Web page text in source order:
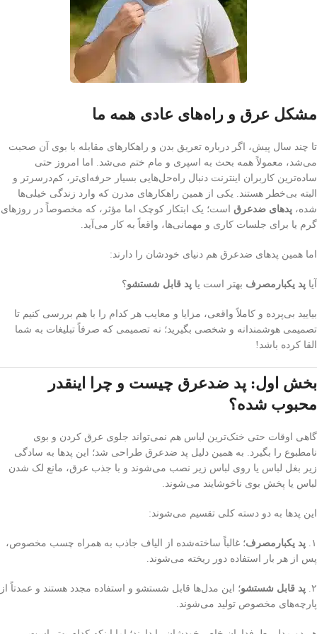
مشکل عرق و راه‌های عادی همه ما
تا چند سال پیش، اگر درباره تعریق بدن و راهکارهای مقابله با بوی آن صحبت
می‌شد، معمولاً همه بحث به اسپری و مام ختم می‌شد. اما امروز حتی
ساده‌ترین کاربران اینترنت دنبال راه‌حل‌هایی بسیار حرفه‌ای‌تر، کم‌درسر‌تر و
البته بی‌خطر هستند. یکی از همین راهکارهای مدرن که وارد زندگی خیلی‌ها
شده، پدهای ضدعرق است؛ یک ابتکار کوچک اما مؤثر، که مخصوصاً در روزهای
گرم یا برای جلسات کاری و مهمانی‌ها، واقعاً به کار می‌آید.
اما همین پدهای ضدعرق هم دنیای خودشان را دارند:
آیا پد یکبارمصرف بهتر است یا پد قابل شستشو؟
بیایید بی‌پرده و کاملاً واقعی، مزایا و معایب هر کدام را با هم بررسی کنیم تا
تصمیمی هوشمندانه و شخصی بگیرید؛ نه تصمیمی که صرفاً تبلیغات به شما
القا کرده باشد!
بخش اول: پد ضدعرق چیست و چرا اینقدر
محبوب شده؟
گاهی اوقات حتی خنک‌ترین لباس هم نمی‌تواند جلوی عرق کردن و بوی
نامطبوع را بگیرد. به همین دلیل پد ضدعرق طراحی شد؛ این پدها به سادگی
زیر بغل لباس یا روی لباس زیر نصب می‌شوند و با جذب عرق، مانع لک شدن
لباس یا پخش بوی ناخوشایند می‌شوند.
این پدها به دو دسته کلی تقسیم می‌شوند:
۱. پد یکبارمصرف؛ غالباً ساخته‌شده از الیاف جاذب به همراه چسب مخصوص،
پس از هر بار استفاده دور ریخته می‌شوند.
۲. پد قابل شستشو؛ این مدل‌ها قابل شستشو و استفاده مجدد هستند و عمدتاً از
پارچه‌های مخصوص تولید می‌شوند.